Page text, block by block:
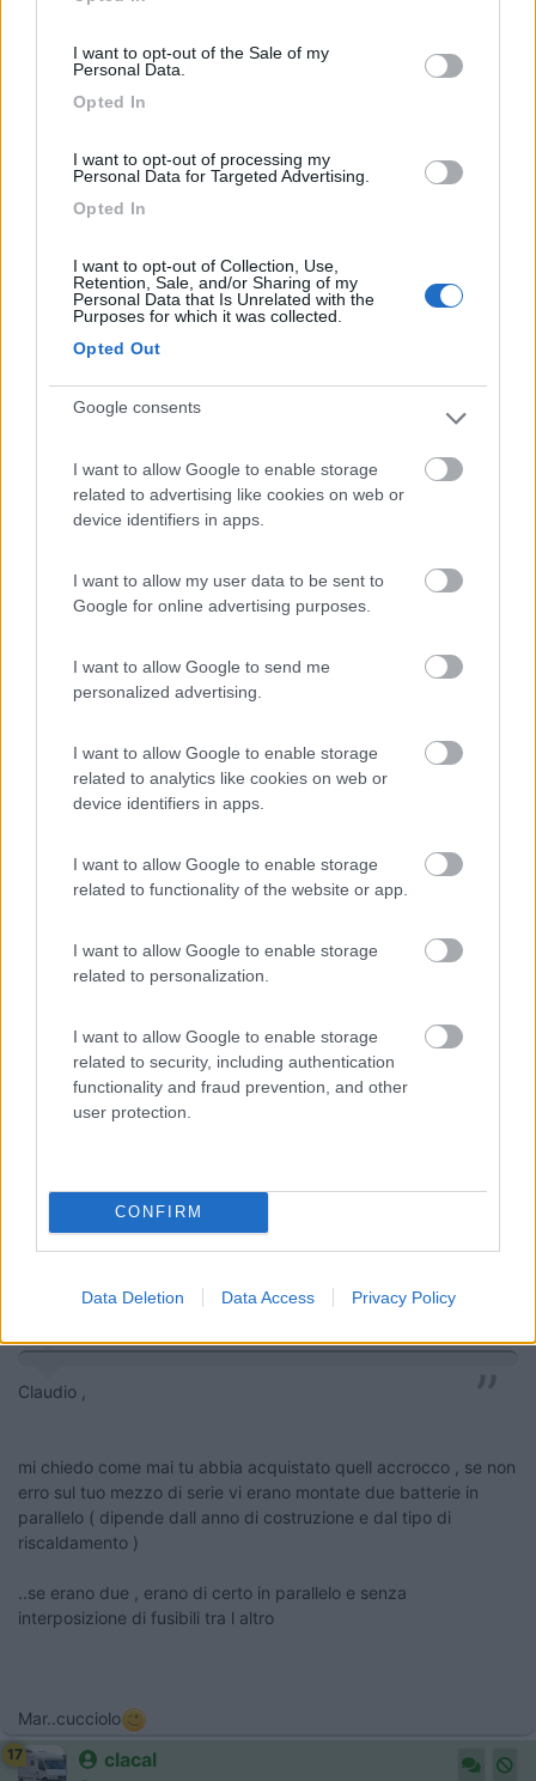
use your data for below specified purposes in below Google
I want to opt-out of the Sale of my
Personal Data.
Opted In
I want to opt-out of processing my
Personal Data for Targeted Advertising.
Opted In
I want to opt-out of Collection, Use,
Retention, Sale, and/or Sharing of my
Personal Data that Is Unrelated with the
Purposes for which it was collected.
Opted Out
Google consents
I want to allow Google to enable storage
related to advertising like cookies on web or
device identifiers in apps.
I want to allow my user data to be sent to
Google for online advertising purposes.
I want to allow Google to send me
personalized advertising.
I want to allow Google to enable storage
related to analytics like cookies on web or
device identifiers in apps.
I want to allow Google to enable storage
related to functionality of the website or app.
I want to allow Google to enable storage
related to personalization.
I want to allow Google to enable storage
related to security, including authentication
functionality and fraud prevention, and other
user protection.
CONFIRM
Data Deletion Data Access Privacy Policy
Grazie, ottima spiegazione, molto utile
Tommaso IZ4DJI
simpe
Inserito il07/03/2017 alle:16:29:04
Dalla spiegazione Giovanni posso capire che appoggia il
parallelo secco. giusto?
13575
In risposta al messaggio disimpedel07/03/2017 16:29:04
Hai scritto:
parallelo secco. giusto?
Ragazzo perspicace... A parte le battute, ci sono ovviamente
sono gli extra-batterie che sono per gliaggeggi automatici
marcucciolo
9053
Ottimo thread, molto esplicativo e chiarissimo. Possiedo il Deviatore
Claudio ,
mi chiedo come mai tu abbia acquistato quell accrocco , se non
erro sul tuo mezzo di serie vi erano montate due batterie in
parallelo ( dipende dall anno di costruzione e dal tipo di
riscaldamento )
..se erano due , erano di certo in parallelo e senza
interposizione di fusibili tra l altro
Mar..cucciolo
17 clacal